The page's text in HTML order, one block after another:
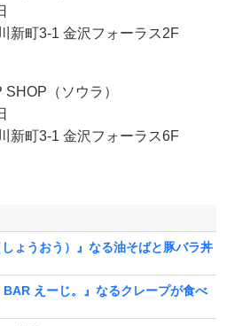
町3-1 金沢フォーラス2F
（ソウラ）
町3-1 金沢フォーラス6F
ょうおう）』なる油そばと豚バラ丼
えーじ。』なるクレープが食べ